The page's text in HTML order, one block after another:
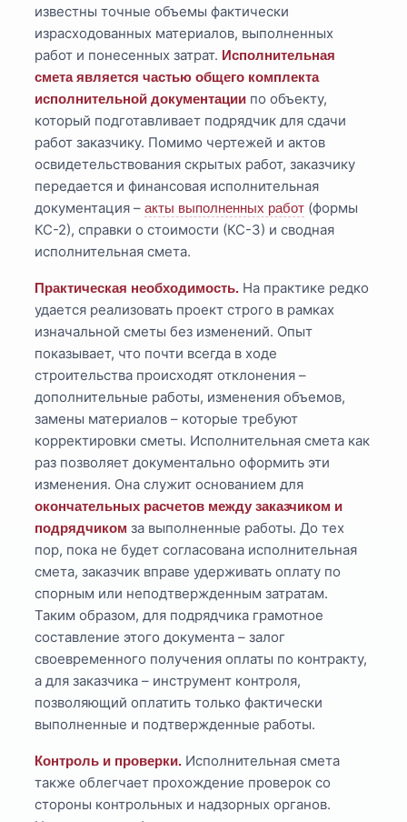
известны точные объемы фактически
израсходованных материалов, выполненных
работ и понесенных затрат. Исполнительная
смета является частью общего комплекта
исполнительной документации по объекту,
который подготавливает подрядчик для сдачи
работ заказчику. Помимо чертежей и актов
освидетельствования скрытых работ, заказчику
передается и финансовая исполнительная
документация –акты выполненных работ (формы
КС-2), справки о стоимости (КС-3) и сводная
исполнительная смета.
Практическая необходимость. На практике редко
удается реализовать проект строго в рамках
изначальной сметы без изменений. Опыт
показывает, что почти всегда в ходе
строительства происходят отклонения –
дополнительные работы, изменения объемов,
замены материалов – которые требуют
корректировки сметы. Исполнительная смета как
раз позволяет документально оформить эти
изменения. Она служит основанием для
окончательных расчетов между заказчиком и
подрядчиком за выполненные работы. До тех
пор, пока не будет согласована исполнительная
смета, заказчик вправе удерживать оплату по
спорным или неподтвержденным затратам.
Таким образом, для подрядчика грамотное
составление этого документа – залог
своевременного получения оплаты по контракту,
а для заказчика – инструмент контроля,
позволяющий оплатить только фактически
выполненные и подтвержденные работы.
Контроль и проверки. Исполнительная смета
также облегчает прохождение проверок со
стороны контрольных и надзорных органов.